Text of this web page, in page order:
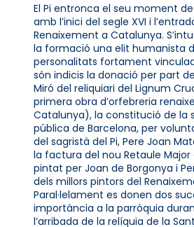
El Pi entronca el seu moment
amb l’inici del segle XVI i
Renaixement a Catalunya.
la formació una elit humanista
personalitats fortament
són indicis la donació per part
Miró del reliquiari del Lignum
primera obra d’orfebreria
Catalunya), la constitució de la
pública de Barcelona, per
del sagristà del Pi, Pere Joan
la factura del nou Retaule Major
pintat per Joan de Borgonya i
dels millors pintors del
Paral·lelament es donen dos
importància a la parròquia
l’arribada de la relíquia de la